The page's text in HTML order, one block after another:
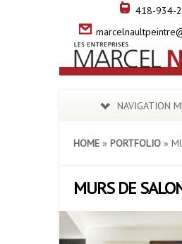
418-934-
NAVIGATION
HOME » PORTFOLIO »
MURS DE